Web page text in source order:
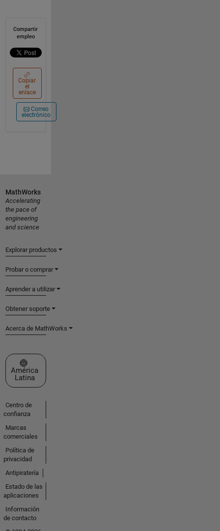
Compartir
empleo
Copiar
el
enlace
Correo
electrónico
MathWorks
Accelerating
the pace of
engineering
and science
Explorar productos
Probar o comprar
Aprender a utilizar
Obtener soporte
Acerca de MathWorks
Seleccione un país/idioma
América
Latina
Centro de
confianza
Marcas
comerciales
Política de
privacidad
Antipiratería
Estado de las
aplicaciones
Información
de contacto